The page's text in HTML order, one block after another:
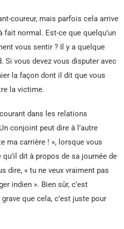
coureur, mais parfois cela arrive
normal. Est-ce que quelqu’un
vous sentir ? Il y a quelque
Si vous devez vous disputer avec
la façon dont il dit que vous
la victime.
dans les relations
conjoint peut dire à l’autre
ma carrière ! », lorsque vous
dit à propos de sa journée de
dire, « tu ne veux vraiment pas
indien ». Bien sûr, c’est
que cela, c’est juste pour